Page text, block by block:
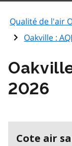
Qualité de l'air
Oakville :
2026
Cote air